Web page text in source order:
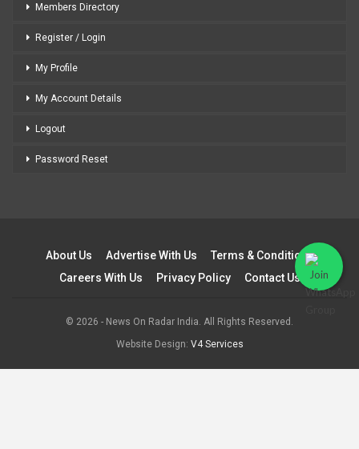
Members Directory
Register / Login
My Profile
My Account Details
Logout
Password Reset
About Us Advertise With Us
Terms & Conditions
Careers With Us
Privacy Policy Contact Us
© 2026 - News On Radar India. All Rights Reserved.
Website Design: V4 Services